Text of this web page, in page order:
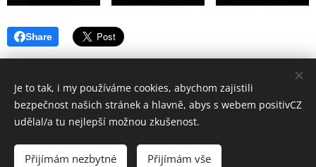
Share
Made in positivCZ © 2026. Všechna práva vyhrazena.
Provozuje: Kamil Kavka, Kalvodova 1405/3, 790 01 Jeseník, IČ: 699 98
833.
Je to tak, i my používáme cookies, abychom zajistili
bezpečnost našich stránek a hlavně, abys s webem positivCZ
udělal/a tu nejlepší možnou zkušenost.
Přijímám nezbytné Přijímám vše